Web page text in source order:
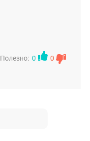
Полезно: 0 0